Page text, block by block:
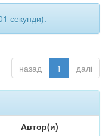
секунди).
назад 1 далі
Автор(и)